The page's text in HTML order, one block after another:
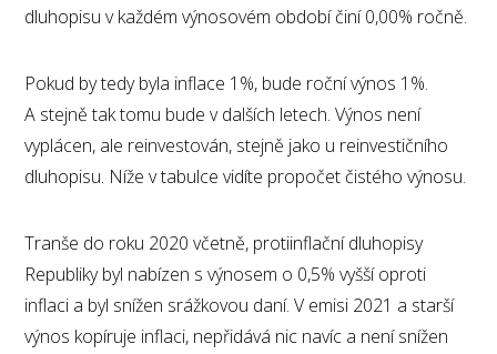
dluhopisu v každém výnosovém období činí 0,00% ročně.
Pokud by tedy byla inflace 1%, bude roční výnos 1%.
A stejně tak tomu bude v dalších letech. Výnos není
vyplácen, ale reinvestován, stejně jako u reinvestičního
dluhopisu. Níže v tabulce vidíte propočet čistého výnosu.
Tranše do roku 2020 včetně, protiinflační dluhopisy
Republiky byl nabízen s výnosem o 0,5% vyšší oproti
inflaci a byl snížen srážkovou daní. V emisi 2021 a starší
výnos kopíruje inflaci, nepřidává nic navíc a není snížen